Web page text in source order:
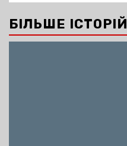
БІЛЬШЕ ІСТОРІЙ